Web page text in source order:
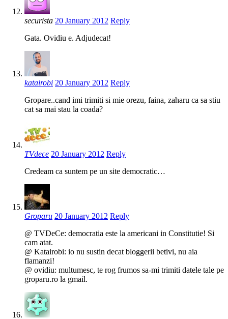
securista 20 January 2012 Reply
Gata. Ovidiu e. Adjudecat!
katairobi 20 January 2012 Reply
Gropare..cand imi trimiti si mie orezu, faina, zaharu ca sa stiu
cat sa mai stau la coada?
TVdece 20 January 2012 Reply
Credeam ca suntem pe un site democratic…
Groparu 20 January 2012 Reply
@ TVDeCe: democratia este la americani in Constitutie! Si
cam atat.
@ Katairobi: io nu sustin decat bloggerii betivi, nu aia
flamanzi!
@ ovidiu: multumesc, te rog frumos sa-mi trimiti datele tale pe
groparu.ro la gmail.